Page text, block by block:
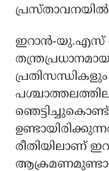
ഇറാൻ-യു.എസ്
രീതിയിലാണ്